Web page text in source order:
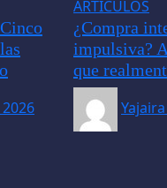
2026
ARTÍCULOS
¿Compra
impulsiva?
que